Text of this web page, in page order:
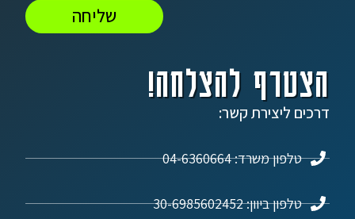
הצטרף להצלחה!
דרכים ליצירת קשר:
טלפון משרד: 04-6360664
טלפון ביוון: 30-6985602452
שליחה